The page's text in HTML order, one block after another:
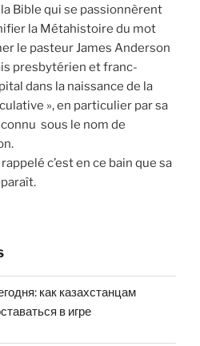
Bible qui se passionnèrent
la Métahistoire du mot
le pasteur James Anderson
presbytérien et franc-
dans la naissance de la
», en particulier par sa
sous le nom de
c’est en ce bain que sa
как казахстанцам
в игре